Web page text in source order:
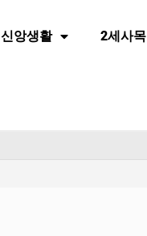
신앙생활 2세사목